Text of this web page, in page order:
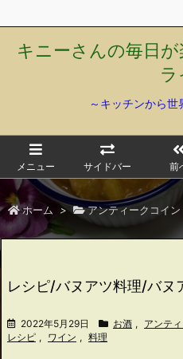
キニーさんの毎日
ラ
～キッチンから世
メニュー サイドバー 前
ホーム > アンティークコイン
レシピ/バヌアツ料理/バヌ
2022年5月29日 お酒 , アンテ
レシピ , ワイン , 料理